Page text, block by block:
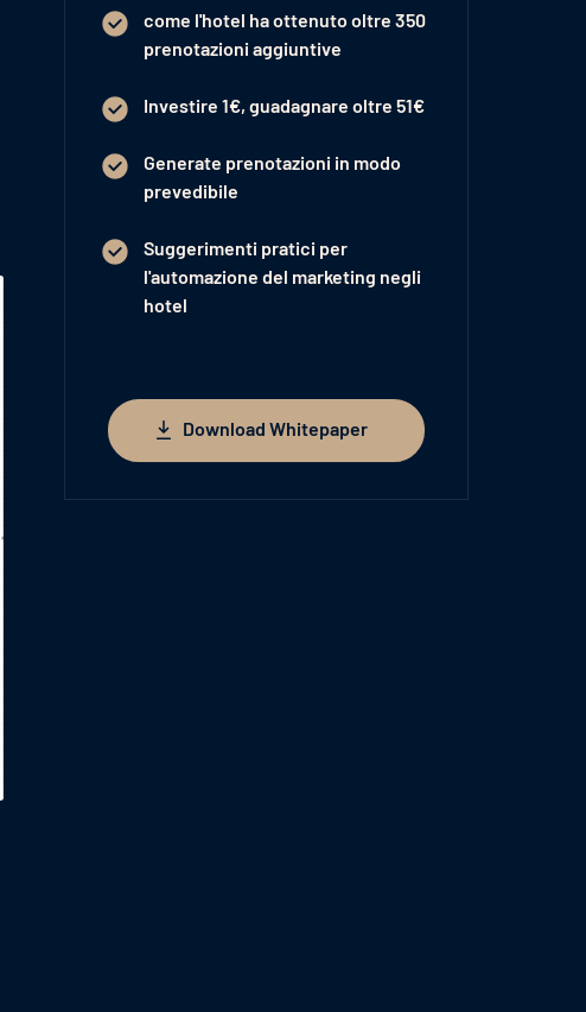
come l'hotel ha ottenuto oltre 350
prenotazioni aggiuntive
Investire 1€, guadagnare oltre 51€
Generate prenotazioni in modo
prevedibile
Suggerimenti pratici per
l'automazione del marketing negli
hotel
Download Whitepaper
Download Whitepaper